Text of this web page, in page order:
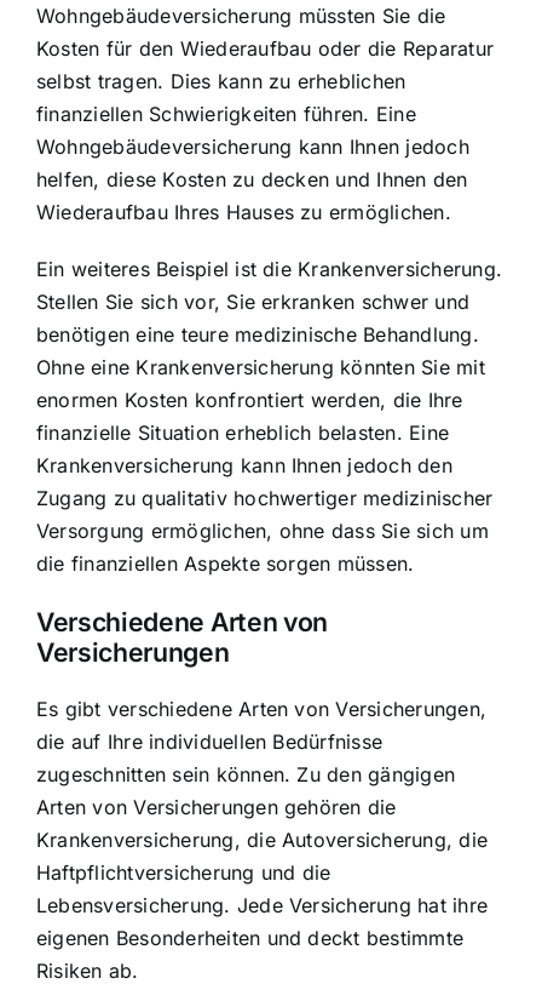
Wohngebäudeversicherung müssten Sie die
Kosten für den Wiederaufbau oder die Reparatur
selbst tragen. Dies kann zu erheblichen
finanziellen Schwierigkeiten führen. Eine
Wohngebäudeversicherung kann Ihnen jedoch
helfen, diese Kosten zu decken und Ihnen den
Wiederaufbau Ihres Hauses zu ermöglichen.
Ein weiteres Beispiel ist die Krankenversicherung.
Stellen Sie sich vor, Sie erkranken schwer und
benötigen eine teure medizinische Behandlung.
Ohne eine Krankenversicherung könnten Sie mit
enormen Kosten konfrontiert werden, die Ihre
finanzielle Situation erheblich belasten. Eine
Krankenversicherung kann Ihnen jedoch den
Zugang zu qualitativ hochwertiger medizinischer
Versorgung ermöglichen, ohne dass Sie sich um
die finanziellen Aspekte sorgen müssen.
Verschiedene Arten von
Versicherungen
Es gibt verschiedene Arten von Versicherungen,
die auf Ihre individuellen Bedürfnisse
zugeschnitten sein können. Zu den gängigen
Arten von Versicherungen gehören die
Krankenversicherung, die Autoversicherung, die
Haftpflichtversicherung und die
Lebensversicherung. Jede Versicherung hat ihre
eigenen Besonderheiten und deckt bestimmte
Risiken ab.